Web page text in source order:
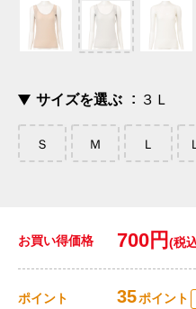
サイズを選ぶ ３Ｌ
Ｓ Ｍ Ｌ
お買い得価格 700円 (税
ポイント 35ポイント